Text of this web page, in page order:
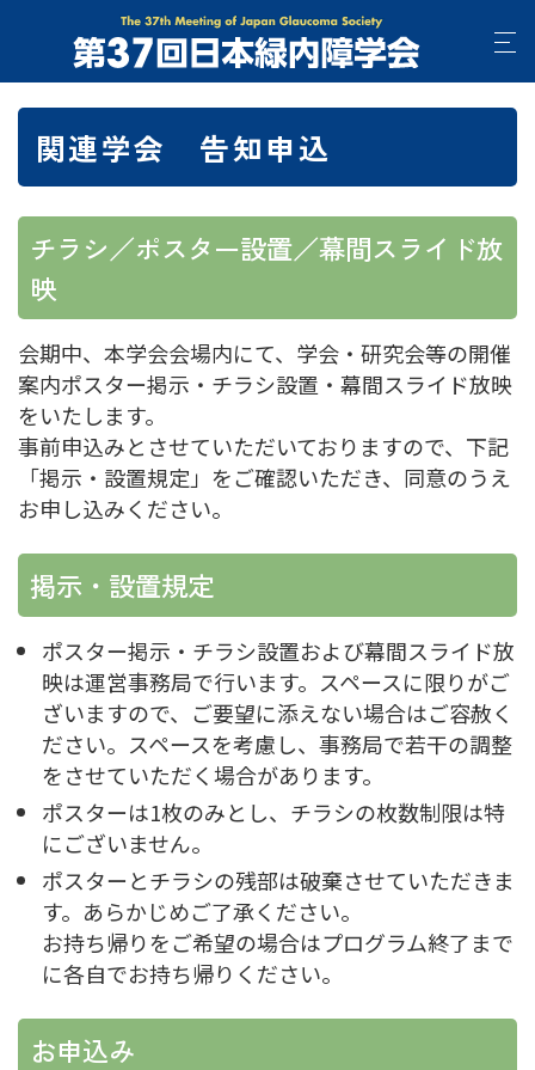
関連学会 告知申込
チラシ／ポスター設置／幕間スライド放
映
会期中、本学会会場内にて、学会・研究会等の開催
案内ポスター掲示・チラシ設置・幕間スライド放映
をいたします。
事前申込みとさせていただいておりますので、下記
「掲示・設置規定」をご確認いただき、同意のうえ
お申し込みください。
掲示・設置規定
ポスター掲示・チラシ設置および幕間スライド放
映は運営事務局で行います。スペースに限りがご
ざいますので、ご要望に添えない場合はご容赦く
ださい。スペースを考慮し、事務局で若干の調整
をさせていただく場合があります。
ポスターは1枚のみとし、チラシの枚数制限は特
にございません。
ポスターとチラシの残部は破棄させていただきま
す。あらかじめご了承ください。
お持ち帰りをご希望の場合はプログラム終了まで
に各自でお持ち帰りください。
お申込み